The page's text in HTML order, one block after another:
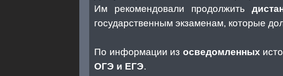
Им рекомендовали продолжить
государственным экзаменам, которые
По информации из осведомленных
ОГЭ и ЕГЭ.